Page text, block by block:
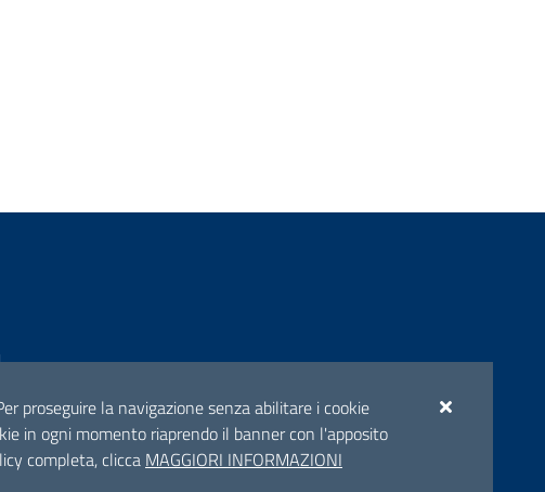
proseguire la navigazione senza abilitare i cookie
in ogni momento riaprendo il banner con l'apposito
completa, clicca MAGGIORI INFORMAZIONI